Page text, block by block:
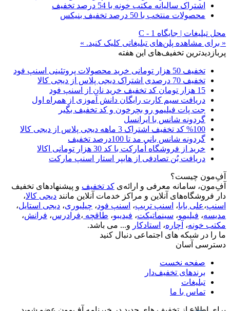
اشتراک سالیانه مکتب خونه با 54 درصد تخفیف
محصولات منتخب با 50 درصد تخفیف بنیکس
محل تبلیغات | جایگاه C - 1
« برای مشاهده پلن‌های تبلیغاتی کلیک کنید. »
پربازدیدترین تخفیف‌های این هفته
تخفیف 50 هزار تومانی خرید محصولات پروتئینی اسنپ فود
تخفیف 70 درصدی اشتراک دیجی پلاس از دیجی کالا
15 هزار تومان کد تخفیف خرید نان از اسنپ فود
دریافت سیم کارت رایگان دانش آموزی از همراه اول
جت پات فیلیمو رو بچرخون و کد تخفیف بگیر
گردونه شانس با ایرانسل
%100 کد تخفیف اشتراک 3 ماهه دیجی پلاس از دیجی کالا
گردونه شانس بانی مد تا 100درصد تخفیف
خرید از فروشگاه اُمارکت با کد 30 هزار تومانی اکالا
دریافت بُن تصادفی از هایپر استار اسنپ مارکت
آفِ‌مون چیست؟
آفِ‌مون، سامانه معرفی و ارائه‌ی کد تخفیف و پیشنهادهای تخفیف
دار فروشگاه‌های آنلاین و مراکز خدمات آنلاین مانند دیجی کالا،
اسنپ،علی بابا، اسنپ تریپ، اسنپ فود، چیلیوری، دیجی استایل،
مدیسه، فیلیمو، سینماتیکت، فیدیبو، طاقچه ،فرادرس، فرانش،
مکتب خونه، آچاره، استادکار و... می باشد.
ما را در شبکه های اجتماعی دنبال کنید
دسترسی آسان
صفحه نخست
برندهای تخفیف‌دار
تبلیغات
تماس با ما